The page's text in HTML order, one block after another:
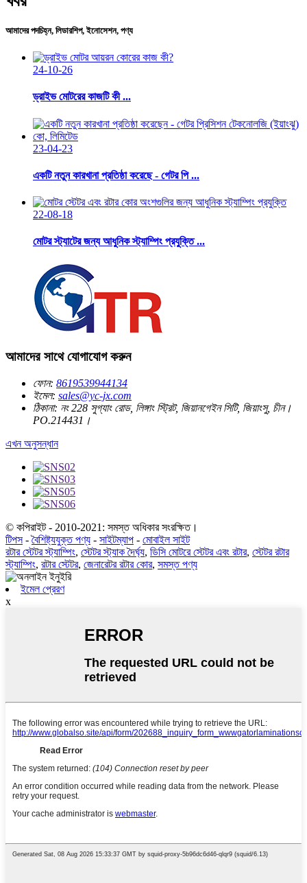
আমাদের পদচিহ্ন, লিডারশিপ, ইনোসেশন, পণ্য
24-10-26
ড্রাইভ মোটরের কাজটি কী ...
23-04-23
একটি নতুন কারখানা প্রতিষ্ঠা করেছে - গেটর পি ...
22-08-18
মোটর স্ট্যাটের জন্য আধুনিক স্ট্যাম্পিং প্রযুক্তি ...
আমাদের সাথে যোগাযোগ করুন
ফোন: 8619539944134
ইমেল: sales@yc-jx.com
ঠিকানা: নং 228 সুগ্যাং রোড, লিঙ্গাং স্ট্রিট, জিয়ানগেইন সিটি, জিয়াংসু, চীন।
PO.214431।
এখন অনুসন্ধান
© কপিরাইট - 2010-2021: সমস্ত অধিকার সংরক্ষিত।
টিপস-বৈশিষ্ট্যযুক্ত পণ্য - সাইটম্যাপ - মোবাইল সাইট
রটার স্টেটর স্ট্যাম্পিং, স্টেটর স্ট্যাক দৈর্ঘ্য, ডিসি মোটরে স্টেটর এবং রটার, স্টেটর রটার
স্ট্যাম্পিং, রটার স্টেটর, জেনারেটর রটার কোর, সমস্ত পণ্য
ইমেল প্রেরণ
x